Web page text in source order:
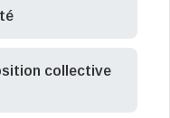
collective